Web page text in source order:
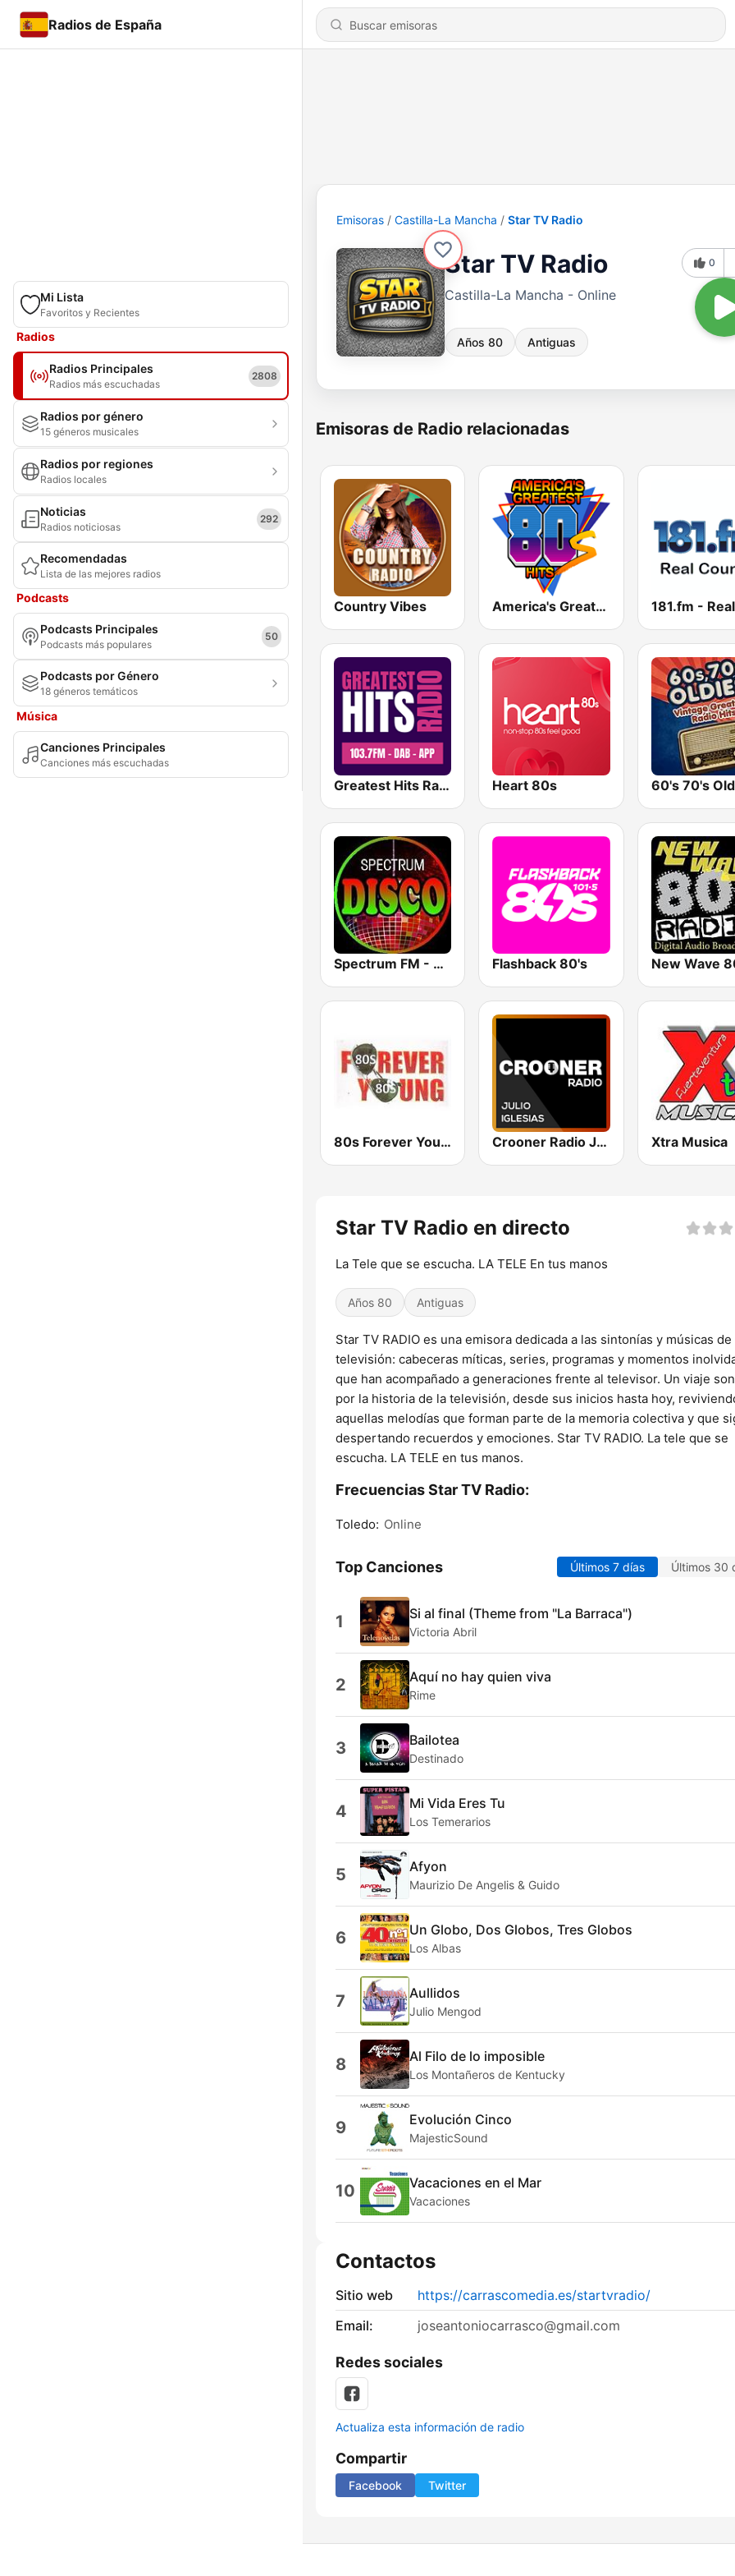
Radios de España
Mi Lista
Favoritos y Recientes
Radios
Radios Principales
Radios más escuchadas
2808
Radios por género
15 géneros musicales
Radios por regiones
Radios locales
Noticias
Radios noticiosas
292
Recomendadas
Lista de las mejores radios
Podcasts
Podcasts Principales
Podcasts más populares
50
Podcasts por Género
18 géneros temáticos
Música
Canciones Principales
Canciones más escuchadas
Emisoras Castilla-La Mancha Star TV Radio
Star TV Radio
Castilla-La Mancha - Online
Años 80 Antiguas
0
Emisoras de Radio relacionadas
Country Vibes America's Greatest 80s Hits
Greatest Hits Radio Spain Heart 80s 60's 70's
Spectrum FM - Classic Disco Flashback 80's
80s Forever Young Crooner Radio Julio Iglesias Xtra Musica
Star TV Radio en directo
La Tele que se escucha. LA TELE En tus manos
Años 80 Antiguas
Star TV RADIO es una emisora dedicada a las sintonías y músicas de
televisión: cabeceras míticas, series, programas y momentos
que han acompañado a generaciones frente al televisor. Un viaje
por la historia de la televisión, desde sus inicios hasta hoy,
aquellas melodías que forman parte de la memoria colectiva y que
despertando recuerdos y emociones. Star TV RADIO. La tele que se
escucha. LA TELE en tus manos.
Frecuencias Star TV Radio:
Toledo: Online
Top Canciones Últimos 7 días Últimos 30
1 Si al final (Theme from "La Barraca")
Victoria Abril
2 Aquí no hay quien viva
Rime
3 Bailotea
Destinado
4 Mi Vida Eres Tu
Los Temerarios
5 Afyon
Maurizio De Angelis & Guido
6 Un Globo, Dos Globos, Tres Globos
Los Albas
7 Aullidos
Julio Mengod
8 Al Filo de lo imposible
Los Montañeros de Kentucky
9 Evolución Cinco
MajesticSound
10 Vacaciones en el Mar
Vacaciones
Contactos
Sitio web
https://carrascomedia.es/startvradio/
Email:
joseantoniocarrasco@gmail.com
Redes sociales
Actualiza esta información de radio
Compartir
Facebook Twitter